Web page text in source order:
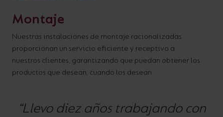
Montaje
Nuestras instalaciones de montaje racionalizadas
proporcionan un servicio eficiente y receptivo a
nuestros clientes, garantizando que puedan obtener los
productos que desean, cuando los desean.
“Llevo diez años trabajando con